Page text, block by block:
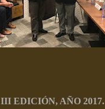
III EDICIÓN, AÑO 2017.